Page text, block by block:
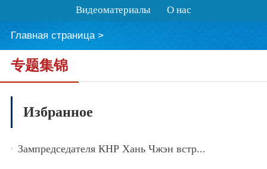
Видеоматериалы
О нас
Главная страница>
专题集锦
Избранное
Зампредседателя КНР Хань Чжэн встр...